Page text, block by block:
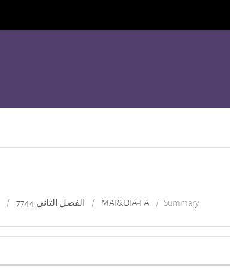
الفصل الثاني 7744 MAI&DIA-FA Summary